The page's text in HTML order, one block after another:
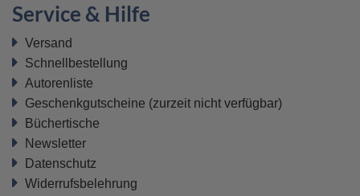
Service & Hilfe
Versand
Schnellbestellung
Autorenliste
Geschenkgutscheine (zurzeit nicht verfügbar)
Büchertische
Newsletter
Datenschutz
Widerrufsbelehrung